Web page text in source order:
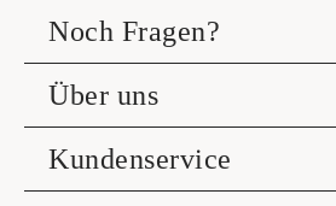
Noch Fragen?
Über uns
Kundenservice